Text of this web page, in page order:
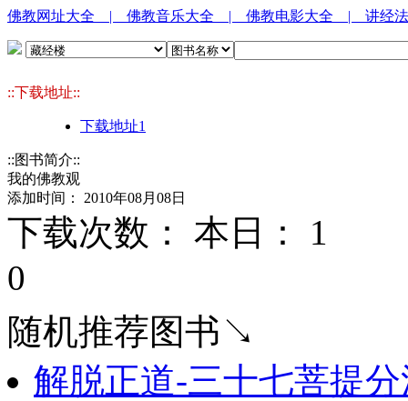
佛教网址大全 | 佛教音乐大全 | 佛教电影大全 | 讲经
::下载地址::
下载地址1
::图书简介::
我的佛教观
添加时间： 2010年08月08日
下载次数： 本日： 1
0
随机推荐图书↘
解脱正道-三十七菩提